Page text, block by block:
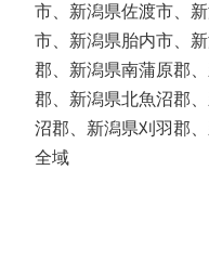
市、新潟県佐渡市、
市、新潟県胎内市、
郡、新潟県南蒲原郡
郡、新潟県北魚沼郡
沼郡、新潟県刈羽郡
全域